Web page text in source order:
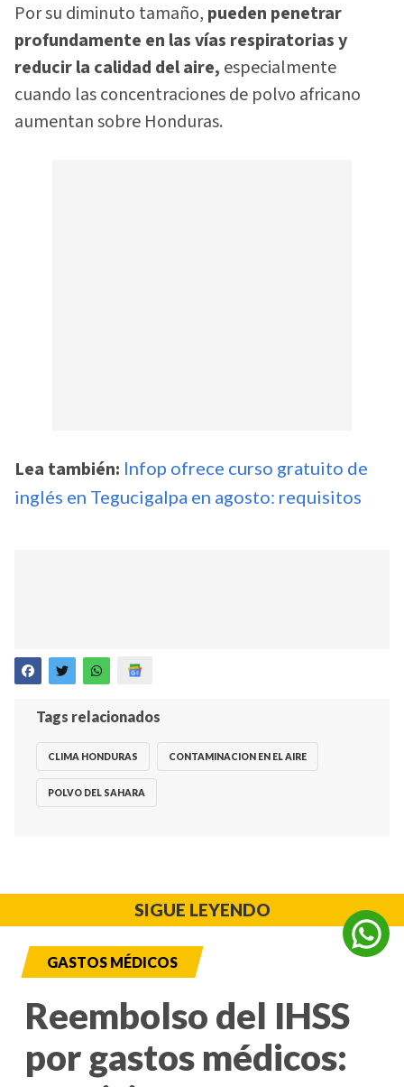
Por su diminuto tamaño, pueden penetrar
profundamente en las vías respiratorias y
reducir la calidad del aire, especialmente
cuando las concentraciones de polvo africano
aumentan sobre Honduras.
Lea también: Infop ofrece curso gratuito de
inglés en Tegucigalpa en agosto: requisitos
Tags relacionados
CLIMA HONDURAS CONTAMINACION EN EL AIRE
POLVO DEL SAHARA
SIGUE LEYENDO
GASTOS MÉDICOS
Reembolso del IHSS
por gastos médicos: